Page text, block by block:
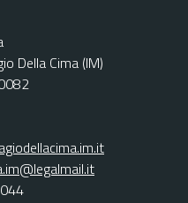
Della Cima (IM)